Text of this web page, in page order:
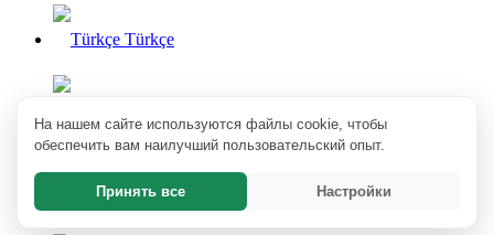
На нашем сайте используются файлы cookie, чтобы
обеспечить вам наилучший пользовательский опыт.
Принять все Настройки
Türkçe
Deutsch